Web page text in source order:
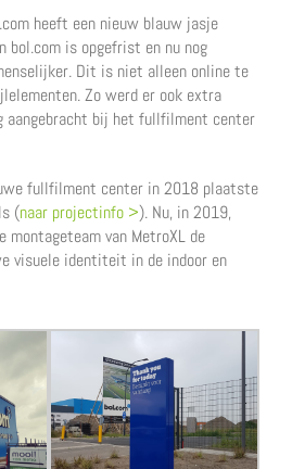
heeft een nieuw blauw jasje
bol.com is opgefrist en nu nog
Dit is niet alleen online te
Zo werd er ook extra
aangebracht bij het fullfilment center
fullfilment center in 2018 plaatste
(naar projectinfo >). Nu, in 2019,
montageteam van MetroXL de
visuele identiteit in de indoor en